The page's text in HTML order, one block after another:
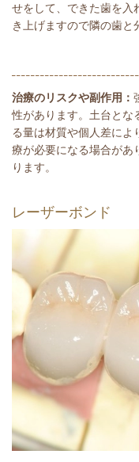
せをして、できた歯を入
き上げますので隣の歯と
治療のリスクや副作用：
性があります。土台とな
る量は材質や個人差によ
療が必要になる場合があ
ります。
レーザーボンド